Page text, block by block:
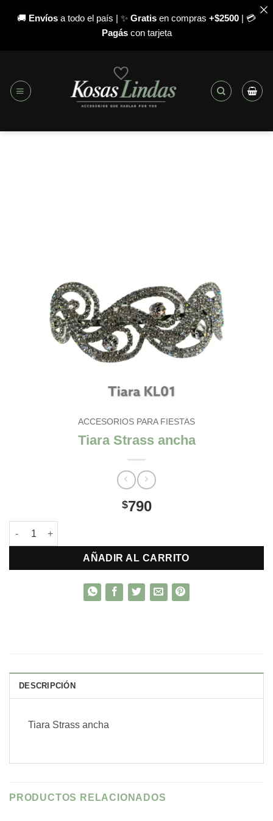
🚚 Envíos a todo el país | ✨ Gratis en compras +$2500 | 💳
Pagáscon tarjeta
contenido
ACCESORIOS PARA FIESTAS
Tiara Strass ancha
$790
Tiara Strass ancha cantidad
AÑADIR AL CARRITO
DESCRIPCIÓN
Tiara Strass ancha
PRODUCTOS RELACIONADOS